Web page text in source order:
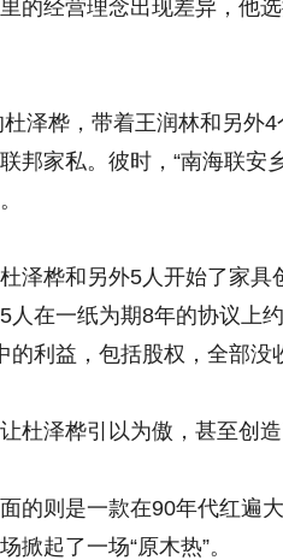
的经营理念出现差异，他
泽桦，带着王润林和另外
邦家私。彼时，“南海联安
泽桦和另外5人开始了家具
人在一纸为期8年的协议上
利益，包括股权，全部没
杜泽桦引以为傲，甚至创造
的则是一款在90年代红遍
掀起了一场“原木热”。